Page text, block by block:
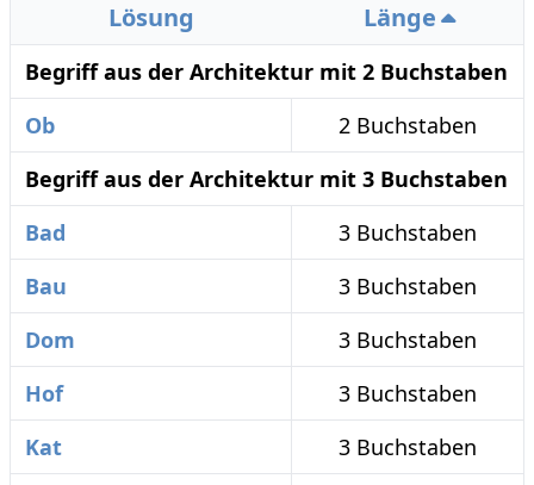
Lösung Länge
Begriff aus der Architektur mit 2 Buchstaben
Ob
2 Buchstaben
Begriff aus der Architektur mit 3 Buchstaben
Bad
3 Buchstaben
Bau
3 Buchstaben
Dom
3 Buchstaben
Hof
3 Buchstaben
Kat
3 Buchstaben